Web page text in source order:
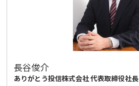
長谷俊介
ありがとう投信株式会社 代表取締役社長